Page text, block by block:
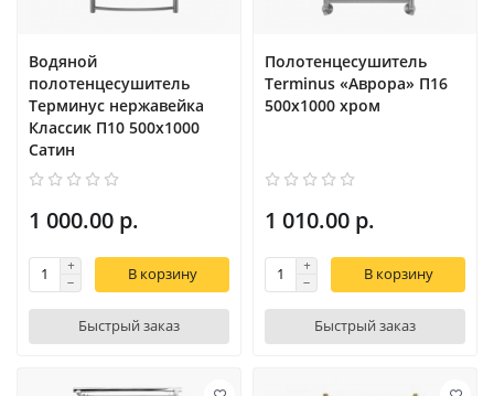
Водяной
полотенцесушитель
Терминус нержавейка
Классик П10 500х1000
Сатин
1 000.00 р.
В корзину
Быстрый заказ
Полотенцесушитель
Terminus «Аврора» П16
500х1000 хром
1 010.00 р.
В корзину
Быстрый заказ